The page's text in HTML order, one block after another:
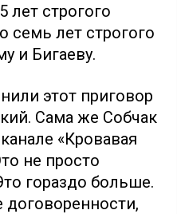
лет строгого
семь лет строгого
и Бигаеву.
этот приговор
Сама же Собчак
«Кровавая
не просто
гораздо больше.